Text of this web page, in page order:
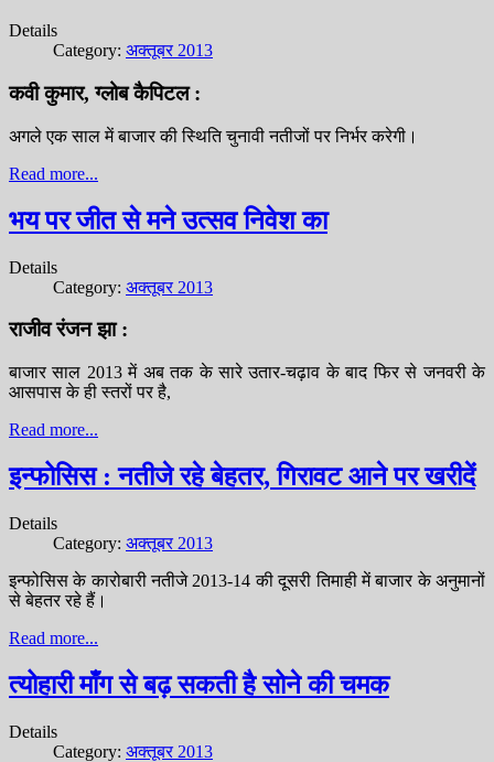
Details
Category: अक्तूबर 2013
कवी कुमार, ग्लोब कैपिटल :
अगले एक साल में बाजार की स्थिति चुनावी नतीजों पर निर्भर करेगी।
Read more...
भय पर जीत से मने उत्सव निवेश का
Details
Category: अक्तूबर 2013
राजीव रंजन झा :
बाजार साल 2013 में अब तक के सारे उतार-चढ़ाव के बाद फिर से जनवरी के
आसपास के ही स्तरों पर है,
Read more...
इन्फोसिस : नतीजे रहे बेहतर, गिरावट आने पर खरीदें
Details
Category: अक्तूबर 2013
इन्फोसिस के कारोबारी नतीजे 2013-14 की दूसरी तिमाही में बाजार के अनुमानों
से बेहतर रहे हैं।
Read more...
त्योहारी माँग से बढ़ सकती है सोने की चमक
Details
Category: अक्तूबर 2013